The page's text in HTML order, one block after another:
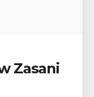
zdobyć